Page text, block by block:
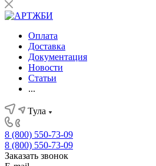
Оплата
Доставка
Документация
Новости
Статьи
...
Тула
8 (800) 550-73-09
8 (800) 550-73-09
Заказать звонок